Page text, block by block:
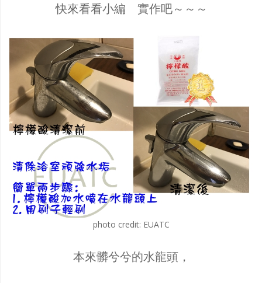
快來看看小編 實作吧～～～
photo credit: EUATC
本來髒兮兮的水龍頭，